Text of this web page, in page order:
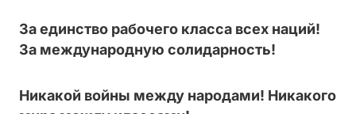
За единство рабочего класса всех наций!
За международную солидарность!
Никакой войны между народами! Никакого